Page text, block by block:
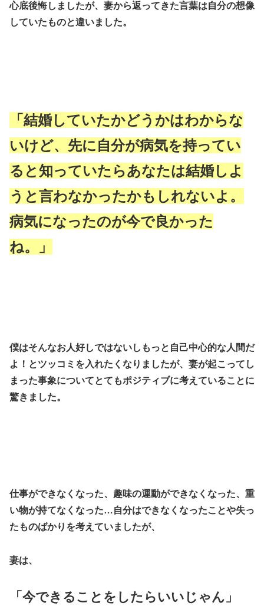
心底後悔しましたが、妻から返ってきた言葉は自分の想像
していたものと違いました。
「結婚していたかどうかはわからな
いけど、先に自分が病気を持ってい
ると知っていたらあなたは結婚しよ
うと言わなかったかもしれないよ。
病気になったのが今で良かった
ね。」
僕はそんなお人好しではないしもっと自己中心的な人間だ
よ！とツッコミを入れたくなりましたが、妻が起こってし
まった事象についてとてもポジティブに考えていることに
驚きました。
仕事ができなくなった、趣味の運動ができなくなった、重
い物が持てなくなった…自分はできなくなったことや失っ
たものばかりを考えていましたが、
妻は、
「今できることをしたらいいじゃん」